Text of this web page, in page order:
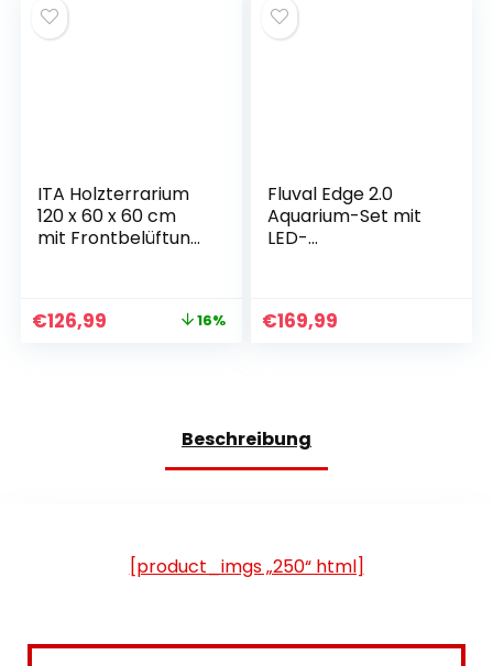
Manufacturers –
Universal Heating
ITA Holzterrarium
120 x 60 x 60 cm
mit Frontbelüftung
OSB-3-Platten –
€126,99 16%
Fluval Edge 2.0
Aquarium-Set mit
LED-
€169,99
Beschreibung
[product_imgs „250“ html]